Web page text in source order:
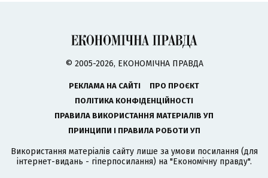
© 2005-2026, ЕКОНОМІЧНА ПРАВДА
РЕКЛАМА НА САЙТІ
ПРО ПРОЄКТ
ПОЛІТИКА КОНФІДЕНЦІЙНОСТІ
ПРАВИЛА ВИКОРИСТАННЯ МАТЕРІАЛІВ УП
ПРИНЦИПИ І ПРАВИЛА РОБОТИ УП
Використання матеріалів сайту лише за умови посилання (для
інтернет-видань - гіперпосилання) на "Економічну правду".